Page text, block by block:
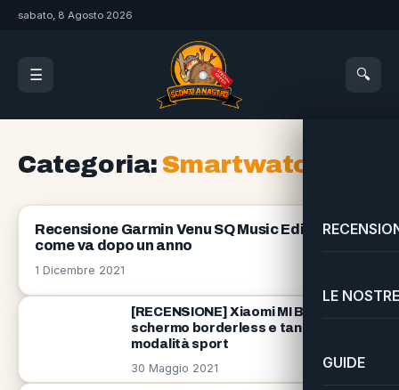
sabato, 8 Agosto 2026
☰ 🔍
LE
GUIDE
Categoria: Smartwatch
RECENSIONI
Recensione Garmin Venu SQ Music Edition:
come va dopo un anno
1 Dicembre 2021
[RECENSIONE] Xiaomi MI Band 6:
schermo borderless e tante nuove
modalità sport
30 Maggio 2021